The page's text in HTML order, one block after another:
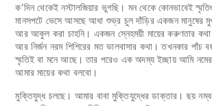
ক’দিন থেকেই নস্টালজিয়ার ভুগছি। মন থেকে কোনভাবেই
মানসপটে ভেসে আসছে আধা শুভ্র চুল দাঁড়ির একজন মানুষের
আর আকুল করা চাহনি। একজন স্নেহময়ী মায়ের করুণতার
আর নির্জন নরম শিশিরের মত ভালবাসার কথা। তখনকার
স্মৃতিই বা মনে আছে। তার পরেও এক অদম্য ইচ্ছায় আমি
আমার মায়ের কথা বলবো।
মুক্তিযুদ্ধ চলছে। আমার বাবা মুক্তিযুদ্ধের ডাক্তার। ছয়